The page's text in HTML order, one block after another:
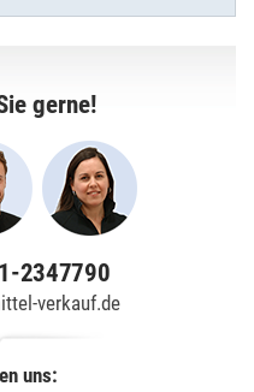
gerne!
2347790
verkauf.de
uns: